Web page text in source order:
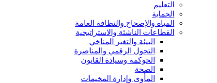
التعليم
الحماية
المياه والإصحاح والنظافة العامة
القطاعات الناشئة والاستراتيجية
البيئة والتغير المناخي
التحول الرقمي والمناصرة
الحوكمة وسيادة القانون
الصحة
المأوى وإدارة المخيمات